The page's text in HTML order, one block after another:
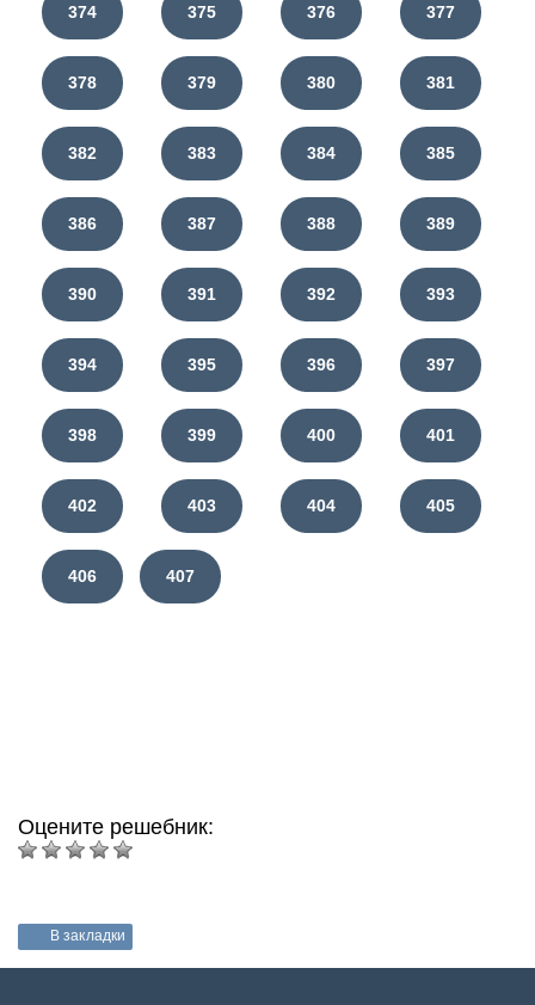
374 375 376 377
378 379 380 381
382 383 384 385
386 387 388 389
390 391 392 393
394 395 396 397
398 399 400 401
402 403 404 405
406 407
Оцените решебник:
В закладки